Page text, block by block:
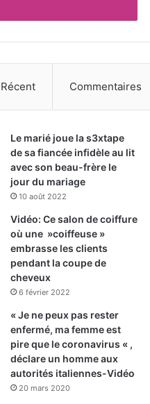
Récent Commentaires
Le marié joue la s3xtape
de sa fiancée infidèle au lit
avec son beau-frère le
jour du mariage
10 août 2022
Vidéo: Ce salon de coiffure
où une »coiffeuse »
embrasse les clients
pendant la coupe de
cheveux
6 février 2022
« Je ne peux pas rester
enfermé, ma femme est
pire que le coronavirus « ,
déclare un homme aux
autorités italiennes-Vidéo
20 mars 2020